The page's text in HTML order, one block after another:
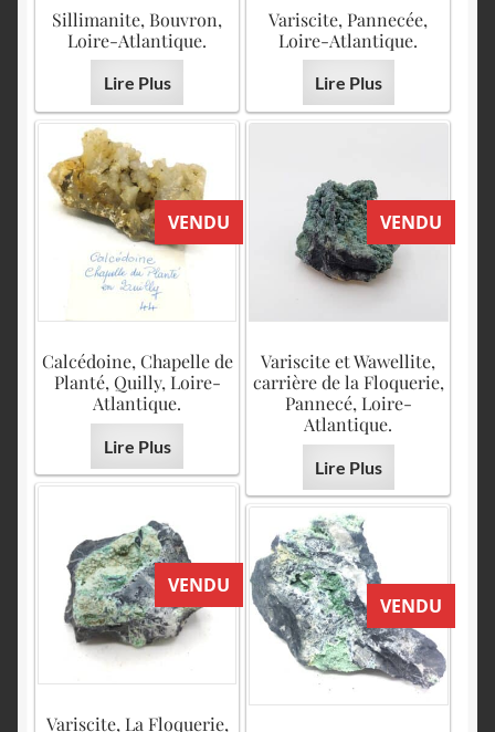
Sillimanite, Bouvron,
Loire-Atlantique.
Lire Plus
Variscite, Pannecée,
Loire-Atlantique.
Lire Plus
VENDU
Calcédoine, Chapelle de
Planté, Quilly, Loire-
Atlantique.
Lire Plus
VENDU
Variscite et Wawellite,
carrière de la Floquerie,
Pannecé, Loire-
Atlantique.
Lire Plus
VENDU
Variscite, La Floquerie,
VENDU